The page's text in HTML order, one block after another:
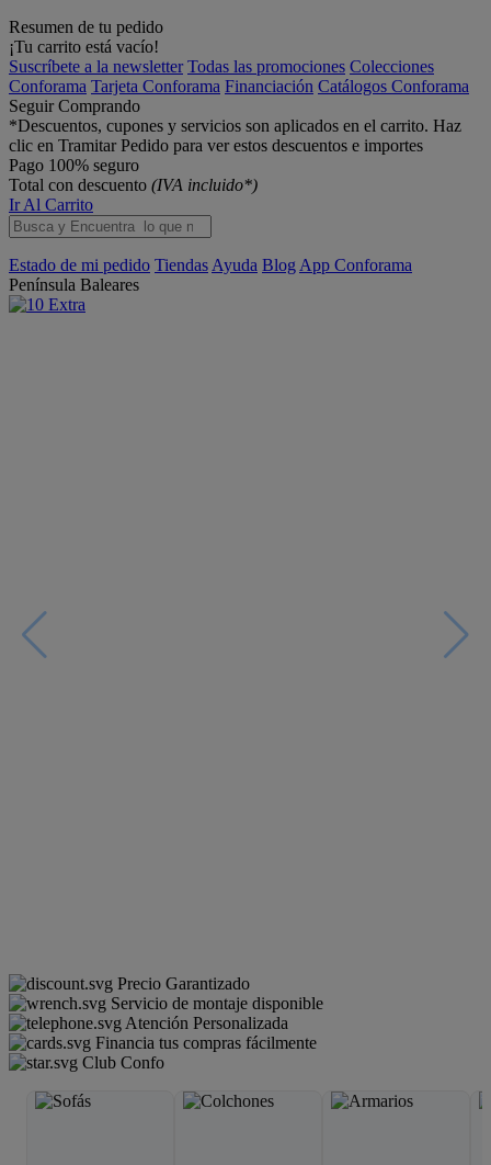
Resumen de tu pedido
¡Tu carrito está vacío!
Suscríbete a la newsletter Todas las promociones Colecciones
Conforama Tarjeta Conforama Financiación Catálogos Conforama
Seguir Comprando
*Descuentos, cupones y servicios son aplicados en el carrito. Haz
clic en Tramitar Pedido para ver estos descuentos e importes
Pago 100% seguro
Total con descuento (IVA incluido*)
Ir Al Carrito
Estado de mi pedido Tiendas Ayuda Blog App Conforama
Península Baleares
Precio Garantizado
Servicio de montaje disponible
Atención Personalizada
Financia tus compras fácilmente
Club Confo